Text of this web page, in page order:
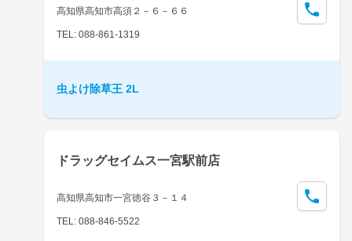
高知県高知市高須２－６－６６
TEL: 088-861-1319
虫よけ除草王 2L
ドラッグセイムス一宮駅前店
高知県高知市一宮徳谷３－１４
TEL: 088-846-5522